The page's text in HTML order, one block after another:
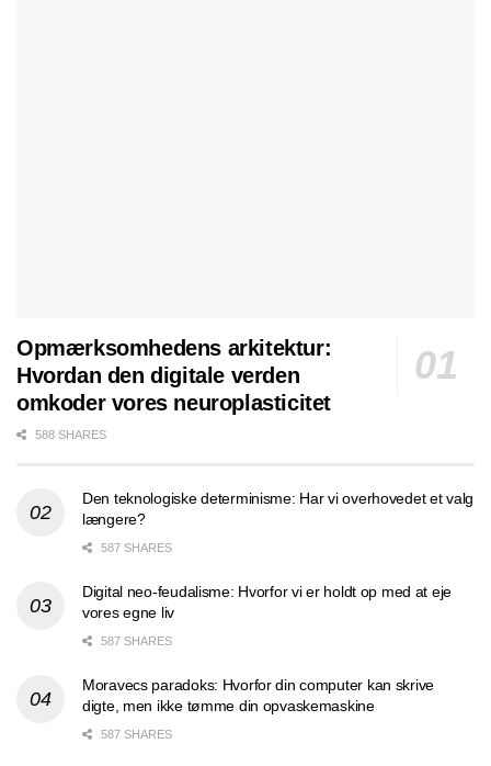
Opmærksomhedens arkitektur:
Hvordan den digitale verden
omkoder vores neuroplasticitet
588 SHARES
Den teknologiske determinisme: Har vi overhovedet et valg
længere?
587 SHARES
Digital neo-feudalisme: Hvorfor vi er holdt op med at eje
vores egne liv
587 SHARES
Moravecs paradoks: Hvorfor din computer kan skrive
digte, men ikke tømme din opvaskemaskine
587 SHARES